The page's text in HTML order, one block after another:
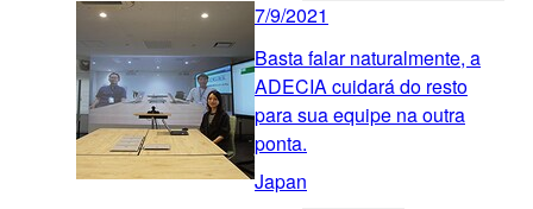
7/9/2021
Basta falar naturalmente, a
ADECIA cuidará do resto
para sua equipe na outra
ponta.
Japan